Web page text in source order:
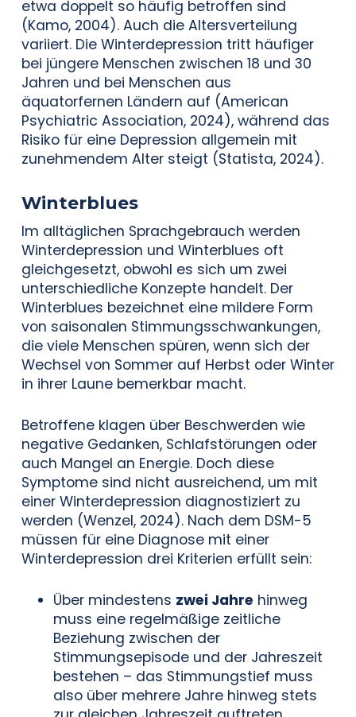
etwa doppelt so häufig betroffen sind
(Kamo, 2004). Auch die Altersverteilung
variiert. Die Winterdepression tritt häufiger
bei jüngere Menschen zwischen 18 und 30
Jahren und bei Menschen aus
äquatorfernen Ländern auf (American
Psychiatric Association, 2024), während das
Risiko für eine Depression allgemein mit
zunehmendem Alter steigt (Statista, 2024).
Winterblues
Im alltäglichen Sprachgebrauch werden
Winterdepression und Winterblues oft
gleichgesetzt, obwohl es sich um zwei
unterschiedliche Konzepte handelt. Der
Winterblues bezeichnet eine mildere Form
von saisonalen Stimmungsschwankungen,
die viele Menschen spüren, wenn sich der
Wechsel von Sommer auf Herbst oder Winter
in ihrer Laune bemerkbar macht.
Betroffene klagen über Beschwerden wie
negative Gedanken, Schlafstörungen oder
auch Mangel an Energie. Doch diese
Symptome sind nicht ausreichend, um mit
einer Winterdepression diagnostiziert zu
werden (Wenzel, 2024). Nach dem DSM-5
müssen für eine Diagnose mit einer
Winterdepression drei Kriterien erfüllt sein:
Über mindestens zwei Jahre hinweg
muss eine regelmäßige zeitliche
Beziehung zwischen der
Stimmungsepisode und der Jahreszeit
bestehen – das Stimmungstief muss
also über mehrere Jahre hinweg stets